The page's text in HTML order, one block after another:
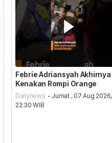
Febrie Adriansyah Akhirnya
Kenakan Rompi Orange
Dailynews - Jumat , 07 Aug 2026,
22:30 WIB